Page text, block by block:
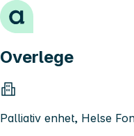
Hopp til innhold
Overlege
Palliativ enhet, Helse